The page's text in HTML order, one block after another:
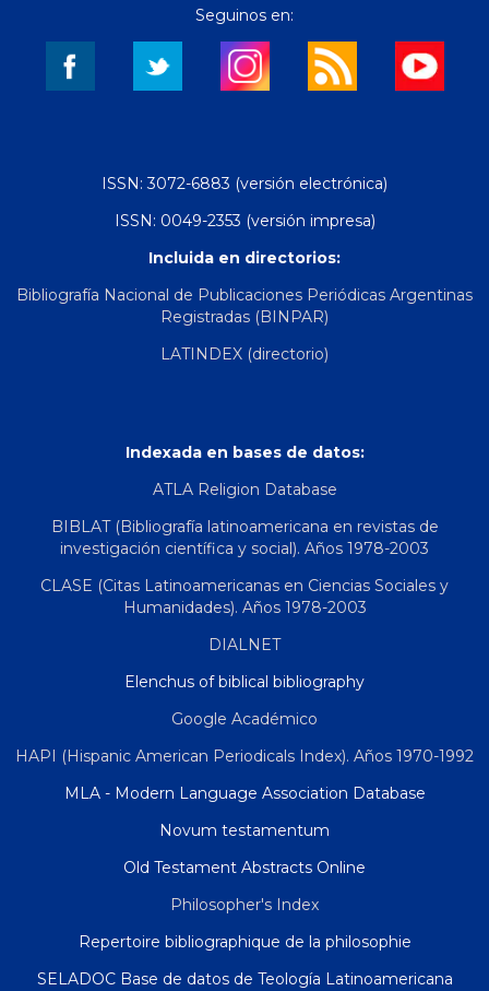
Seguinos en:
ISSN: 3072-6883 (versión electrónica)
ISSN: 0049-2353 (versión impresa)
Incluida en directorios:
Bibliografía Nacional de Publicaciones Periódicas Argentinas
Registradas (BINPAR)
LATINDEX (directorio)
Indexada en bases de datos:
ATLA Religion Database
BIBLAT (Bibliografía latinoamericana en revistas de
investigación científica y social). Años 1978-2003
CLASE (Citas Latinoamericanas en Ciencias Sociales y
Humanidades). Años 1978-2003
DIALNET
Elenchus of biblical bibliography
Google Académico
HAPI (Hispanic American Periodicals Index). Años 1970-1992
MLA - Modern Language Association Database
Novum testamentum
Old Testament Abstracts Online
Philosopher's Index
Repertoire bibliographique de la philosophie
SELADOC Base de datos de Teología Latinoamericana